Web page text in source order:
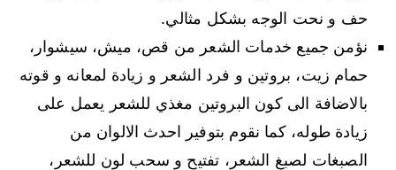
حف و نحت الوجه بشكل مثالي.
نؤمن جميع خدمات الشعر من قص، ميش، سيشوار،
حمام زيت، بروتين و فرد الشعر و زيادة لمعانه و قوته
بالاضافة الى كون البروتين مغذي للشعر يعمل على
زيادة طوله، كما نقوم بتوفير احدث الالوان من
الصبغات لصبغ الشعر، تفتيح و سحب لون للشعر،